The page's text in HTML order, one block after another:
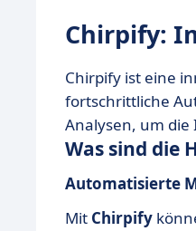
Chirpify:
Chirpify ist eine
fortschrittliche
Analysen, um
Was sind die
Automatisierte
Mit Chirpify